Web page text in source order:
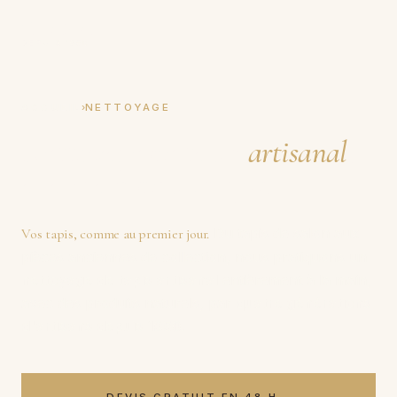
›NETTOYAGE
artisanal,
Vos tapis, comme au premier jour.